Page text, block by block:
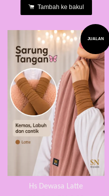
Tambah ke bakul
JUALAN
Hs Dewasa Latte